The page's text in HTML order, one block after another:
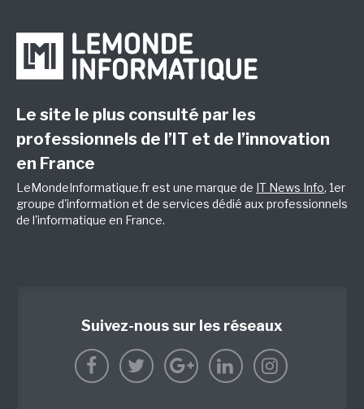
Le site le plus consulté par les
professionnels de l’IT et de l’innovation
en France
LeMondeInformatique.fr est une marque de IT News Info, 1er
groupe d'information et de services dédié aux professionnels
de l'informatique en France.
Suivez-nous sur les réseaux